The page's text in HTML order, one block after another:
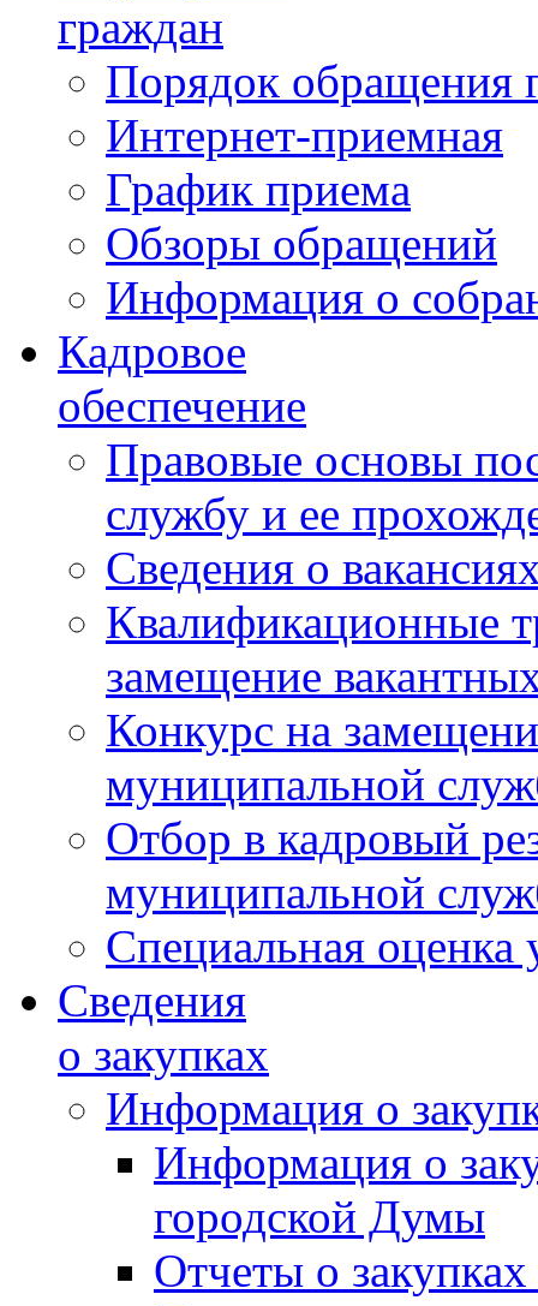
граждан
Порядок обращения
Интернет-приемная
График приема
Обзоры обращений
Информация о
Кадровое
обеспечение
Правовые основы
службу и ее
Сведения о
Квалификационные
замещение
Конкурс на
муниципальной
Отбор в кадровый
муниципальной
Специальная оценка
Сведения
о закупках
Информация о
Информация о
городской Думы
Отчеты о